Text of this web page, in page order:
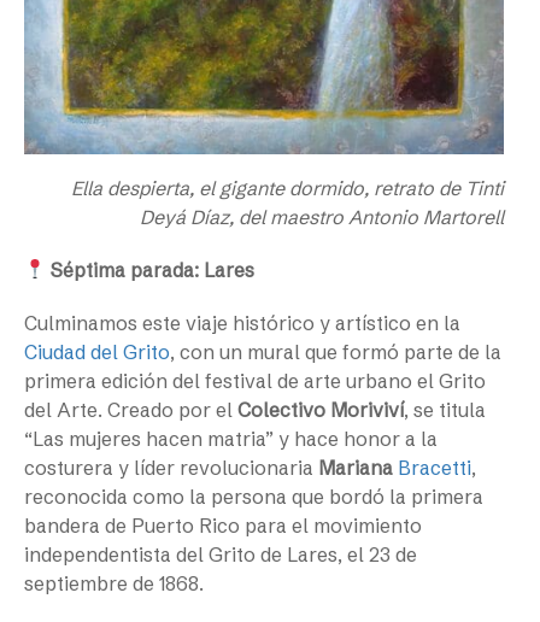
Ella despierta, el gigante dormido, retrato de Tinti
Deyá Díaz, del maestro Antonio Martorell
Séptima parada: Lares
Culminamos este viaje histórico y artístico en la
Ciudad del Grito, con un mural que formó parte de la
primera edición del festival de arte urbano el Grito
del Arte. Creado por el Colectivo Moriviví, se titula
“Las mujeres hacen matria” y hace honor a la
costurera y líder revolucionaria Mariana Bracetti,
reconocida como la persona que bordó la primera
bandera de Puerto Rico para el movimiento
independentista del Grito de Lares, el 23 de
septiembre de 1868.